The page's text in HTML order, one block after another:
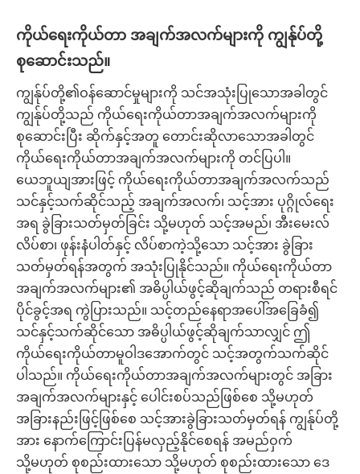
ကိုယ်ရေးကိုယ်တာ အချက်အလက်များကို ကျွန်ုပ်တို့
စုဆောင်းသည်။
ကျွန်ုပ်တို့၏ဝန်ဆောင်မှုများကို သင်အသုံးပြုသောအခါတွင်
ကျွန်ုပ်တို့သည် ကိုယ်ရေးကိုယ်တာအချက်အလက်များကို
စုဆောင်းပြီး ဆိုက်နှင့်အတူ တောင်းဆိုလာသောအခါတွင်
ကိုယ်ရေးကိုယ်တာအချက်အလက်များကို တင်ပြပါ။
ယေဘူယျအားဖြင့် ကိုယ်ရေးကိုယ်တာအချက်အလက်သည်
သင်နှင့်သက်ဆိုင်သည့် အချက်အလက်၊ သင့်အား ပုဂ္ဂိုလ်ရေး
အရ ခွဲခြားသတ်မှတ်ခြင်း သို့မဟုတ် သင့်အမည်၊ အီးမေးလ်
လိပ်စာ၊ ဖုန်းနံပါတ်နှင့် လိပ်စာကဲ့သို့သော သင့်အား ခွဲခြား
သတ်မှတ်ရန်အတွက် အသုံးပြုနိုင်သည်။ ကိုယ်ရေးကိုယ်တာ
အချက်အလက်များ၏ အဓိပ္ပါယ်ဖွင့်ဆိုချက်သည် တရားစီရင်
ပိုင်ခွင့်အရ ကွဲပြားသည်။ သင့်တည်နေရာအပေါ်အခြေခံ၍
သင်နှင့်သက်ဆိုင်သော အဓိပ္ပါယ်ဖွင့်ဆိုချက်သာလျှင် ဤ
ကိုယ်ရေးကိုယ်တာမူဝါဒအောက်တွင် သင့်အတွက်သက်ဆိုင်
ပါသည်။ ကိုယ်ရေးကိုယ်တာအချက်အလက်များတွင် အခြား
အချက်အလက်များနှင့် ပေါင်းစပ်သည်ဖြစ်စေ သို့မဟုတ်
အခြားနည်းဖြင့်ဖြစ်စေ သင့်အားခွဲခြားသတ်မှတ်ရန် ကျွန်ုပ်တို့
အား နောက်ကြောင်းပြန်မလှည့်နိုင်စေရန် အမည်ဝှက်
သို့မဟုတ် စုစည်းထားသော သို့မဟုတ် စုစည်းထားသော ဒေ